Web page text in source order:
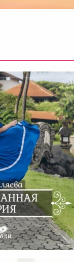
История